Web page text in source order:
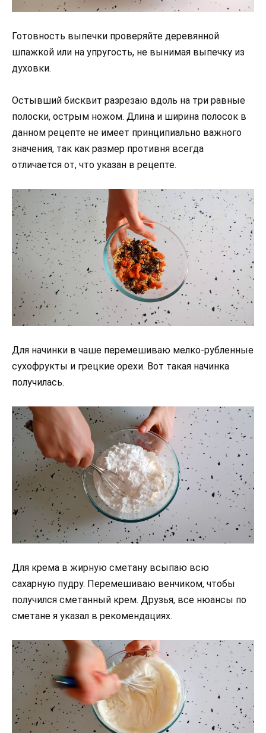
Готовность выпечки проверяйте деревянной
шпажкой или на упругость, не вынимая выпечку из
духовки.
Остывший бисквит разрезаю вдоль на три равные
полоски, острым ножом. Длина и ширина полосок в
данном рецепте не имеет принципиально важного
значения, так как размер противня всегда
отличается от, что указан в рецепте.
Для начинки в чаше перемешиваю мелко-рубленные
сухофрукты и грецкие орехи. Вот такая начинка
получилась.
Для крема в жирную сметану всыпаю всю
сахарную пудру. Перемешиваю венчиком, чтобы
получился сметанный крем. Друзья, все нюансы по
сметане я указал в рекомендациях.